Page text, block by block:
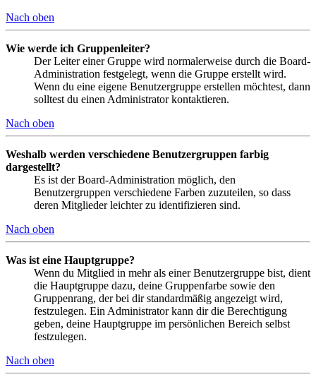
Nach oben
Wie werde ich Gruppenleiter?
Der Leiter einer Gruppe wird normalerweise durch die Board-
Administration festgelegt, wenn die Gruppe erstellt wird.
Wenn du eine eigene Benutzergruppe erstellen möchtest, dann
solltest du einen Administrator kontaktieren.
Nach oben
Weshalb werden verschiedene Benutzergruppen farbig
dargestellt?
Es ist der Board-Administration möglich, den
Benutzergruppen verschiedene Farben zuzuteilen, so dass
deren Mitglieder leichter zu identifizieren sind.
Nach oben
Was ist eine Hauptgruppe?
Wenn du Mitglied in mehr als einer Benutzergruppe bist, dient
die Hauptgruppe dazu, deine Gruppenfarbe sowie den
Gruppenrang, der bei dir standardmäßig angezeigt wird,
festzulegen. Ein Administrator kann dir die Berechtigung
geben, deine Hauptgruppe im persönlichen Bereich selbst
festzulegen.
Nach oben